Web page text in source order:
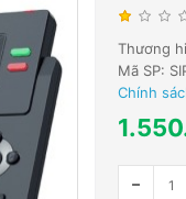
Thương
Mã SP:
Chính